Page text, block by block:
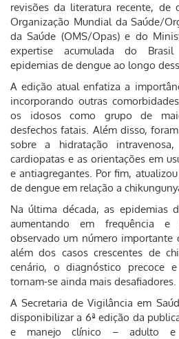
revisões da literatura recente, de
Organização Mundial da Saúde/
da Saúde (OMS/Opas) e do
expertise acumulada do
epidemias de dengue ao longo
A edição atual enfatiza a
incorporando outras
os idosos como grupo de
desfechos fatais. Além disso,
sobre a hidratação
cardiopatas e as orientações em
e antiagregantes. Por fim,
de dengue em relação a
Na última década, as epidemias
aumentando em frequência e
observado um número importante
além dos casos crescentes de
cenário, o diagnóstico precoce
tornam-se ainda mais desafiadores.
A Secretaria de Vigilância em
disponibilizar a 6ª edição da
e manejo clínico – adulto e